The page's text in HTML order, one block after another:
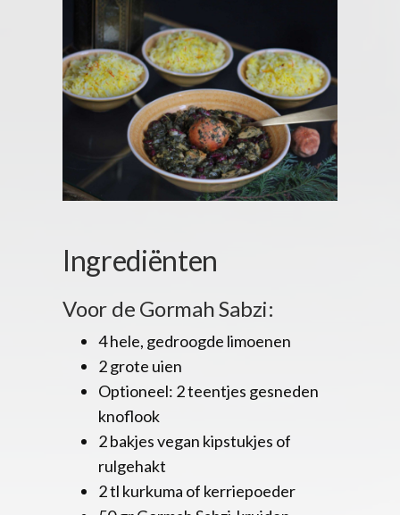
Ingrediënten
Voor de Gormah Sabzi:
4 hele, gedroogde limoenen
2 grote uien
Optioneel: 2 teentjes gesneden
knoflook
2 bakjes vegan kipstukjes of
rulgehakt
2 tl kurkuma of kerriepoeder